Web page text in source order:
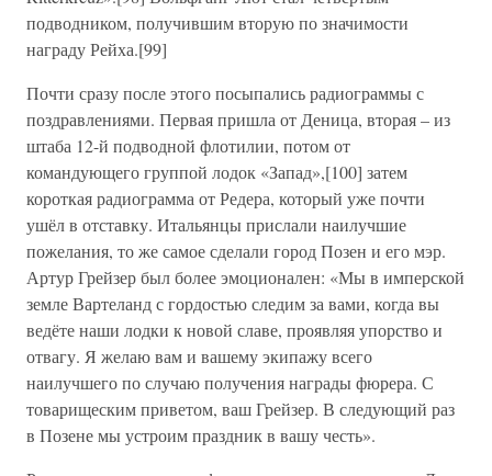
подводником, получившим вторую по значимости
награду Рейха.[99]
Почти сразу после этого посыпались радиограммы с
поздравлениями. Первая пришла от Деница, вторая – из
штаба 12-й подводной флотилии, потом от
командующего группой лодок «Запад»,[100] затем
короткая радиограмма от Редера, который уже почти
ушёл в отставку. Итальянцы прислали наилучшие
пожелания, то же самое сделали город Позен и его мэр.
Артур Грейзер был более эмоционален: «Мы в имперской
земле Вартеланд с гордостью следим за вами, когда вы
ведёте наши лодки к новой славе, проявляя упорство и
отвагу. Я желаю вам и вашему экипажу всего
наилучшего по случаю получения награды фюрера. С
товарищеским приветом, ваш Грейзер. В следующий раз
в Позене мы устроим праздник в вашу честь».